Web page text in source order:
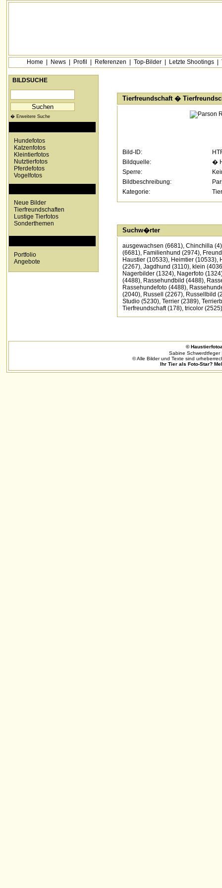
Home News Profil Referenzen Top-Bilder Letzte Shootings
BILDSUCHE
� Erweitere Suche
Hundefotos
Katzenfotos
Kleintierfotos
Nutztierfotos
Pferdefotos
Vogelfotos
Neue Bilder
Tierfreundschaften
Lustige Tierfotos
Sonderthemen
Portfolio
Angebote
Tierfreundschaft�
Bild-ID:
Bildquelle:
�
Sperre:
Bildbeschreibung:
Kategorie:
Suchw�rter
ausgewachsen (6681), Chinchilla (4)
(6681), Familienhund (2974), Freund
Haustier (10533), Heimtier (10533),
(2267), Jagdhund (3110), klein
Nagerbilder (1324), Nagerfoto
(4488), Rassehundbild (4488),
Rassehundefoto (4488),
(2040), Russell (2267), Russellbild
Studio (5230), Terrier (2389),
Tierfreundschaft (178), tricolor (2525)
©
Sabine Schwerdtfeger
© Alle Bilder und Texte sind
Ihr Tier als Foto-Star?